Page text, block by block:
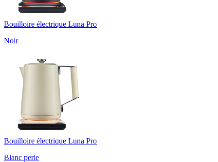
Bouilloire électrique Luna Pro
Noir
Bouilloire électrique Luna Pro
Blanc perle